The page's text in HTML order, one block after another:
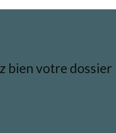
bien votre dossier